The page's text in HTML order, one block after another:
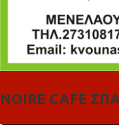
NOIRE CAFE